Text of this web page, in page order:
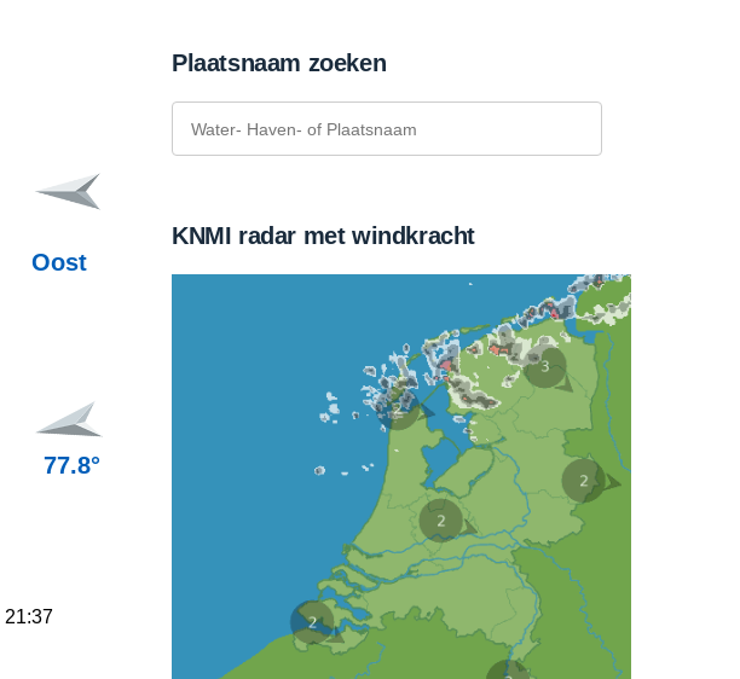
Oost
77.8°
21:37
Plaatsnaam zoeken
KNMI radar met windkracht